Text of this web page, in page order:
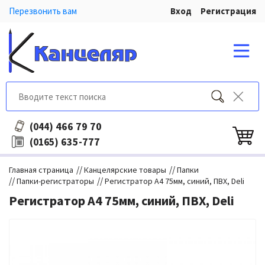
Перезвонить вам Вход Регистрация
(044) 466 79 70
(0165) 635-777
Главная страница //Канцелярские товары //Папки
//Папки-регистраторы //Регистратор A4 75мм, синий, ПВХ, Deli
Регистратор A4 75мм, синий, ПВХ, Deli